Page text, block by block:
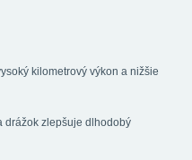
kilometrový výkon a nižšie
drážok zlepšuje dlhodobý